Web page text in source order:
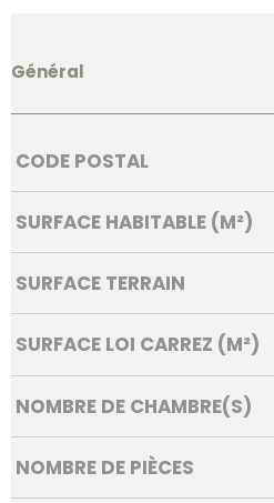
Général
Caractérisque Valeurs
CODE POSTAL
SURFACE HABITABLE (M²)
SURFACE TERRAIN
SURFACE LOI CARREZ (M²)
NOMBRE DE CHAMBRE(S)
NOMBRE DE PIÈCES